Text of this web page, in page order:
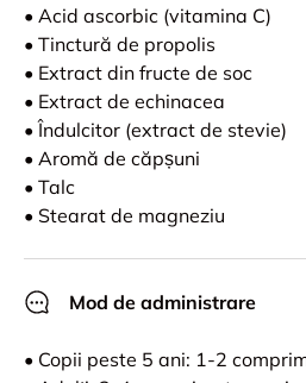
• Acid ascorbic (vitamina C)
• Tinctură de propolis
• Extract din fructe de soc
• Extract de echinacea
• Îndulcitor (extract de stevie)
• Aromă de căpșuni
• Talc
• Stearat de magneziu
Mod de administrare
• Copii peste 5 ani: 1-2